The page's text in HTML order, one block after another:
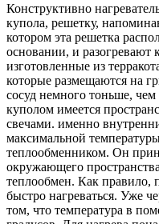
Конструктивно
купола, решетку,
котором эта решетка
основании, и разогревают
изготовленные из
которые размещаются на
сосуд немного тоньше,
куполом имеется
свечами. именно
максимальной
теплообменником. Он
окружающего
теплообмен. Как правило,
быстро нагреваться. Уже
том, что температура в